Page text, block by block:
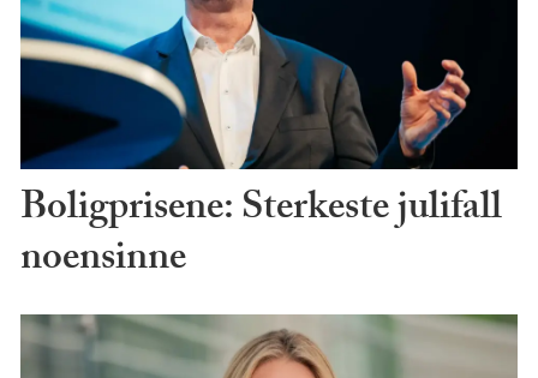
Boligprisene: Sterkeste julifall
noensinne